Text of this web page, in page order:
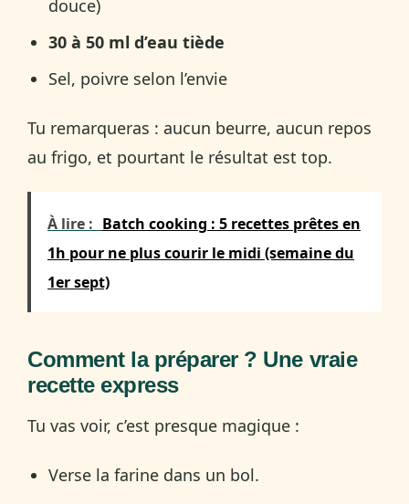
douce)
30 à 50 ml d’eau tiède
Sel, poivre selon l’envie
Tu remarqueras : aucun beurre, aucun repos
au frigo, et pourtant le résultat est top.
À lire : Batch cooking : 5 recettes prêtes en
1h pour ne plus courir le midi (semaine du
1er sept)
Comment la préparer ? Une vraie
recette express
Tu vas voir, c’est presque magique :
Verse la farine dans un bol.